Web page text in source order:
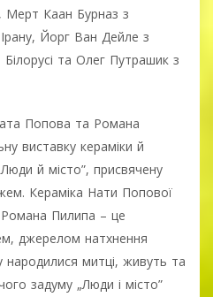
Мерт Каан Бурназ з
Йорг Ван Дейле з
Білорусі та Олег Путрашик з
Попова та Романа
виставку кераміки й
й місто”, присвячену
Кераміка Нати Попової
Романа Пилипа – це
джерелом натхнення
митці, живуть та
задуму „Люди і місто”